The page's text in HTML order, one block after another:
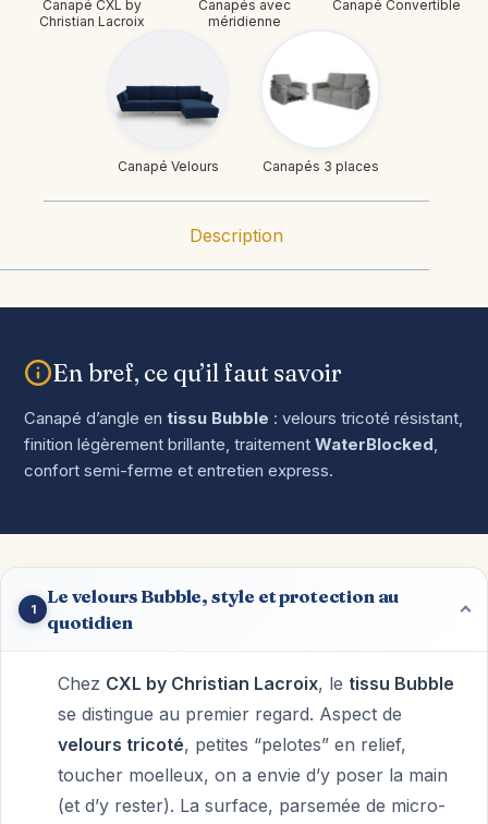
Canapé CXL by
Christian Lacroix
Canapés avec
méridienne
Canapé Convertible
Canapé Velours Canapés 3 places
Description
En bref, ce qu’il faut savoir
Canapé d’angle entissu Bubble : velours tricoté résistant,
finition légèrement brillante, traitementWaterBlocked,
confort semi-ferme et entretien express.
1
Le velours Bubble, style et protection au
quotidien
Chez CXL by Christian Lacroix, le tissu Bubble
se distingue au premier regard. Aspect de
velours tricoté, petites “pelotes” en relief,
toucher moelleux, on a envie d’y poser la main
(et d’y rester). La surface, parsemée de micro-